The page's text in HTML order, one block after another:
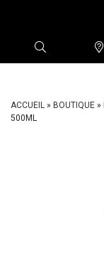
ACCUEIL » BOUTIQUE »
500ML